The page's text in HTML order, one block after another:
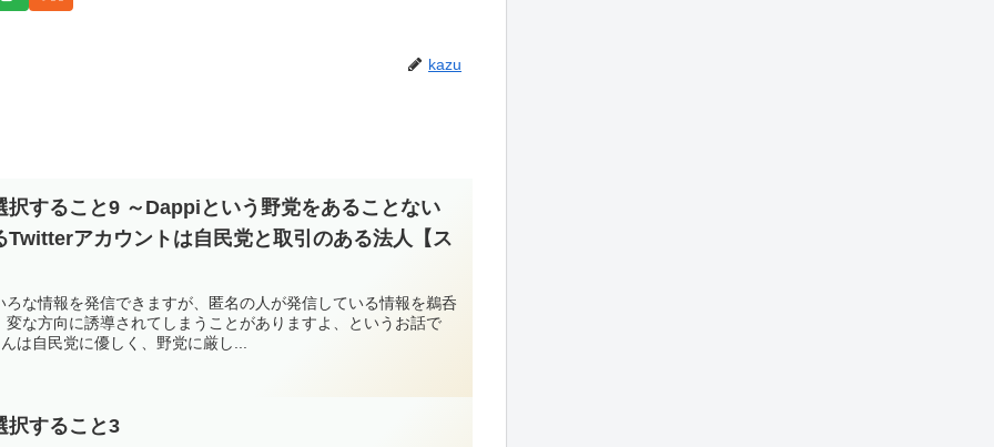
kazu
択すること9 ～Dappiという野党をあることない
Twitterアカウントは自民党と取引のある法人【ス
な情報を発信できますが、匿名の人が発信している情報を鵜呑
な方向に誘導されてしまうことがありますよ、というお話で
は自民党に優しく、野党に厳し...
択すること3